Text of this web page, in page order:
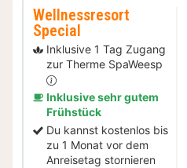
Wellnessresort
Special
Inklusive 1 Tag Zugang
zur Therme SpaWeesp
Inklusive sehr gutem
Frühstück
Du kannst kostenlos bis
zu 1 Monat vor dem
Anreisetag stornieren